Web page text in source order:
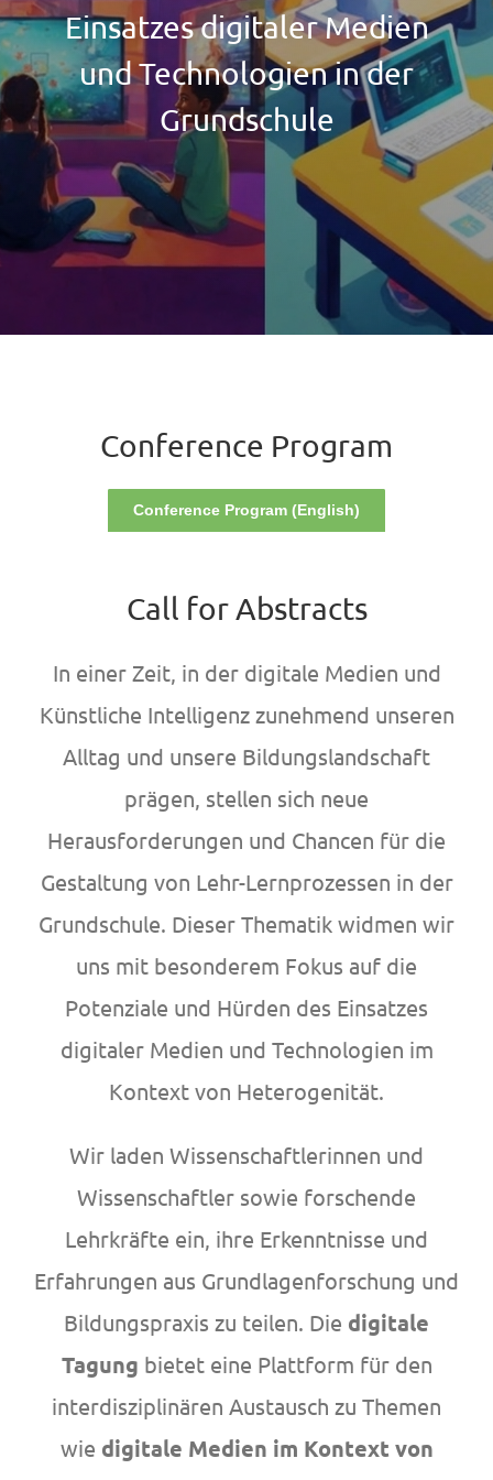
Einsatzes digitaler Medien
und Technologien in der
Grundschule
Conference Program
Conference Program (English)
Call for Abstracts
In einer Zeit, in der digitale Medien und
Künstliche Intelligenz zunehmend unseren
Alltag und unsere Bildungslandschaft
prägen, stellen sich neue
Herausforderungen und Chancen für die
Gestaltung von Lehr-Lernprozessen in der
Grundschule. Dieser Thematik widmen wir
uns mit besonderem Fokus auf die
Potenziale und Hürden des Einsatzes
digitaler Medien und Technologien im
Kontext von Heterogenität.
Wir laden Wissenschaftlerinnen und
Wissenschaftler sowie forschende
Lehrkräfte ein, ihre Erkenntnisse und
Erfahrungen aus Grundlagenforschung und
Bildungspraxis zu teilen. Die digitale
Tagung bietet eine Plattform für den
interdisziplinären Austausch zu Themen
wie digitale Medien im Kontext von